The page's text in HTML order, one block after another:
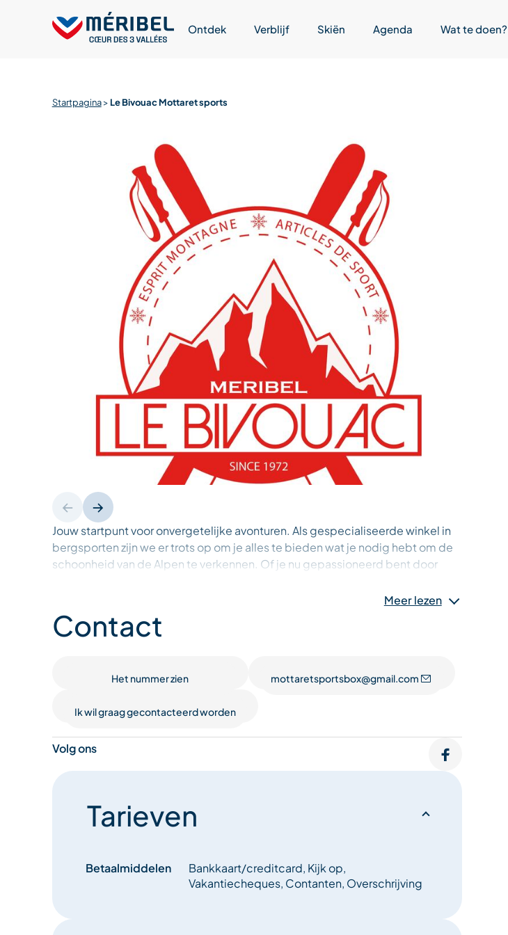
Ontdek Verblijf Skiën Agenda Wat te doen?
Startpagina> Le Bivouac Mottaret sports
Jouw startpunt voor onvergetelijke avonturen. Als gespecialiseerde winkel in
bergsporten zijn we er trots op om je alles te bieden wat je nodig hebt om de
schoonheid van de Alpen te verkennen. Of je nu gepassioneerd bent door
wij hebben de perfecte uitrusting voor elk niveau. Gezinnen zijn van harte
welkom bij Le Bivouac, met een selectie van familie-uitrusting waaronder
babydragers, all-terrain kinderwagens, sleeën en Thule-aanhangwagens. We
en rugbeschermers. Wat je passie in de bergen ook is, Le Bivouac staat klaar
Meer lezen
Contact
Het nummer zien mottaretsportsbox@gmail.com
Ik wil graag gecontacteerd worden
Volg ons
Tarieven
Betaalmiddelen
Bankkaart/creditcard, Kijk op,
Vakantiecheques, Contanten, Overschrijving